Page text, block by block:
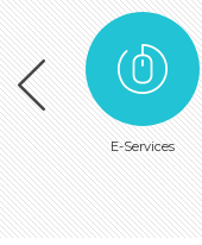
E-Services